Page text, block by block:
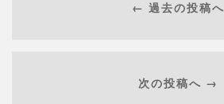
← 過去の投稿へ
次の投稿へ →